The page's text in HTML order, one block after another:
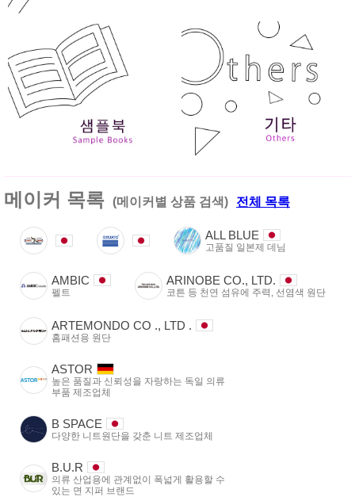
메이커 목록 (메이커별 상품 검색) 전체 목록
ALL BLUE
고품질 일본제 데님
AMBIC
펠트
ARINOBE CO., LTD.
코튼 등 천연 섬유에 주력, 선염색 원단
ARTEMONDO CO ., LTD .
홈패션용 원단
ASTOR
높은 품질과 신뢰성을 자랑하는 독일 의류
부품 제조업체
B SPACE
다양한 니트원단을 갖춘 니트 제조업체
B.U.R
의류 산업용에 관계없이 폭넓게 활용할 수
있는 면 지퍼 브랜드